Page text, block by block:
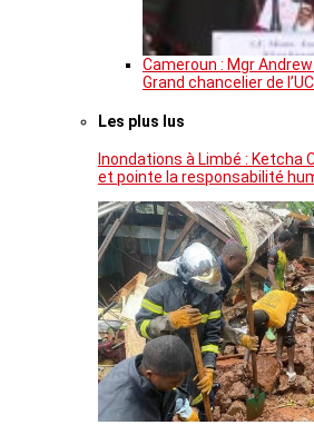
Cameroun : Mgr
Grand chancelier de
Les plus lus
Inondations à Limbé : Ketcha
et pointe la responsabilité